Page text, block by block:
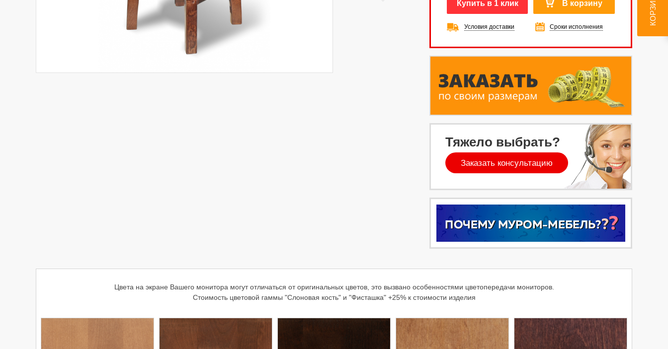
Купить в 1 клик В корзину
Условия доставки Сроки исполнения
Тяжело выбрать?
Заказать консультацию
Цвета на экране Вашего монитора могут отличаться от оригинальных цветов, это вызвано особенностями цветопередачи мониторов.
Стоимость цветовой гаммы "Слоновая кость" и "Фисташка" +25% к стоимости изделия
КОРЗИНА